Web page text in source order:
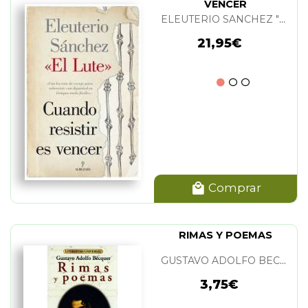
VENCER
ELEUTERIO SANCHEZ "EL LUTE"
21,95€
Comprar
RIMAS Y POEMAS
GUSTAVO ADOLFO BECQUER
3,75€